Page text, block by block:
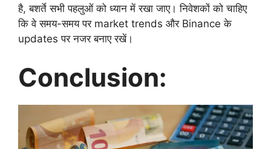
है, बशर्ते सभी पहलुओं को ध्यान में रखा जाए। निवेशकों को चाहिए
कि वे समय-समय पर market trends और Binance के
updates पर नजर बनाए रखें।
Conclusion: